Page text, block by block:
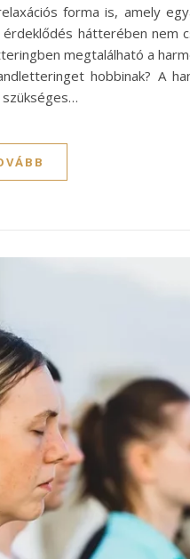
forma is, amely
hátterében nem
megtalálható a
hobbinak? A